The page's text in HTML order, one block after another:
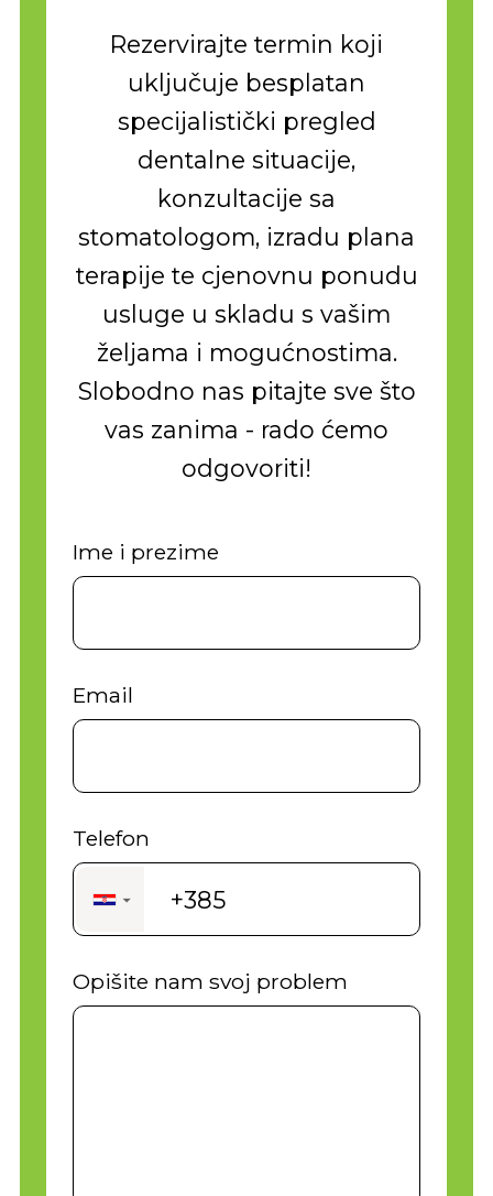
Rezervirajte termin koji
uključuje besplatan
specijalistički pregled
dentalne situacije,
konzultacije sa
stomatologom, izradu plana
terapije te cjenovnu ponudu
usluge u skladu s vašim
željama i mogućnostima.
Slobodno nas pitajte sve što
vas zanima - rado ćemo
odgovoriti!
Ime i prezime
Email
Telefon
▼ +385
Opišite nam svoj problem